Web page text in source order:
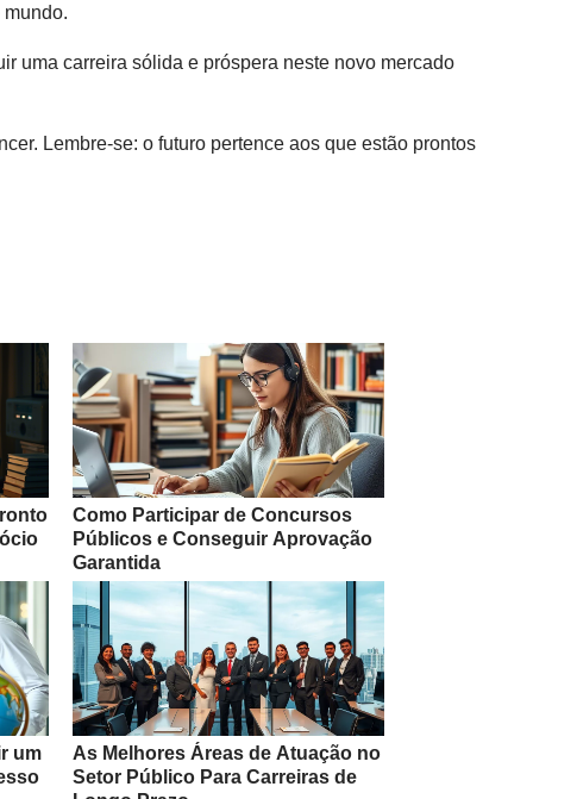
uma carreira sólida e próspera neste novo mercado
Lembre-se: o futuro pertence aos que estão prontos
Como Participar de Concursos
Públicos e Conseguir Aprovação
Garantida
um
As Melhores Áreas de Atuação no
Setor Público Para Carreiras de